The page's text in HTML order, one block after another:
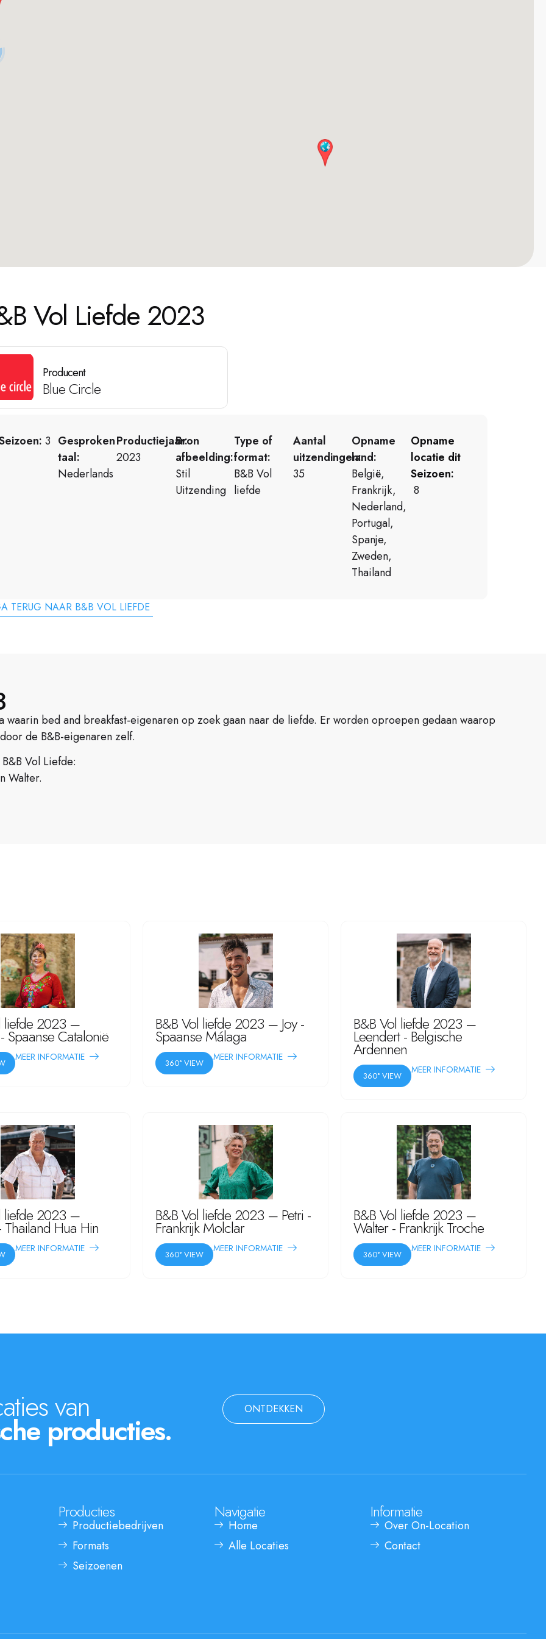
Vol Liefde 2023
Producent
Blue Circle
3 Gesproken
taal:
Nederlands
Productiejaar:
2023
Bron
afbeelding:
Stil
Uitzending
Type of
format:
B&B Vol
liefde
Aantal
uitzendingen:
35
Opname
land:
België,
Frankrijk,
Nederland,
Portugal,
Spanje,
Zweden,
Thailand
Opname
locatie dit
Seizoen:
8
TERUG NAAR B&B VOL LIEFDE
bed and breakfast-eigenaren op zoek gaan naar de liefde. Er worden oproepen gedaan waarop
de B&B-eigenaren zelf.
Vol Liefde:
Walter.
liefde 2023 –
Spaanse Catalonië
MEER INFORMATIE
B&B Vol liefde 2023 – Joy -
Spaanse Málaga
360° VIEW
MEER INFORMATIE
B&B Vol liefde 2023 –
Leendert - Belgische
Ardennen
360° VIEW
MEER INFORMATIE
liefde 2023 –
Hua Hin
MEER INFORMATIE
B&B Vol liefde 2023 – Petri -
Frankrijk Molclar
360° VIEW
MEER INFORMATIE
B&B Vol liefde 2023 –
Walter - Frankrijk Troche
360° VIEW
MEER INFORMATIE
van
producties.
ONTDEKKEN
Producties
Productiebedrijven
Formats
Seizoenen
Navigatie
Home
Alle Locaties
Informatie
Over On-Location
Contact